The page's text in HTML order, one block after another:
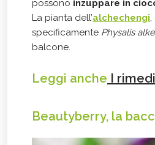
possono inzuppare in
La pianta dell’alchechengi
specificamente Physalis
balcone.
Leggi anche I
Beautyberry, la